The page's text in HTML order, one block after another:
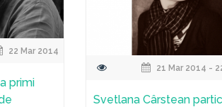
22 Mar 2014
primi
21 Mar 2014 -
Svetlana Cârstean